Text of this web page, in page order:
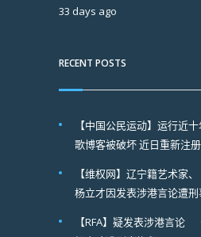
33 days ago
RECENT POSTS
【中国公民运动】运行近
歌博客被破坏 近日重新注
【维权网】辽宁籍艺术家
杨立才因发表涉港言论遭刑
【RFA】疑发表涉港言论